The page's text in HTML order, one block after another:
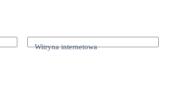
Witryna internetowa